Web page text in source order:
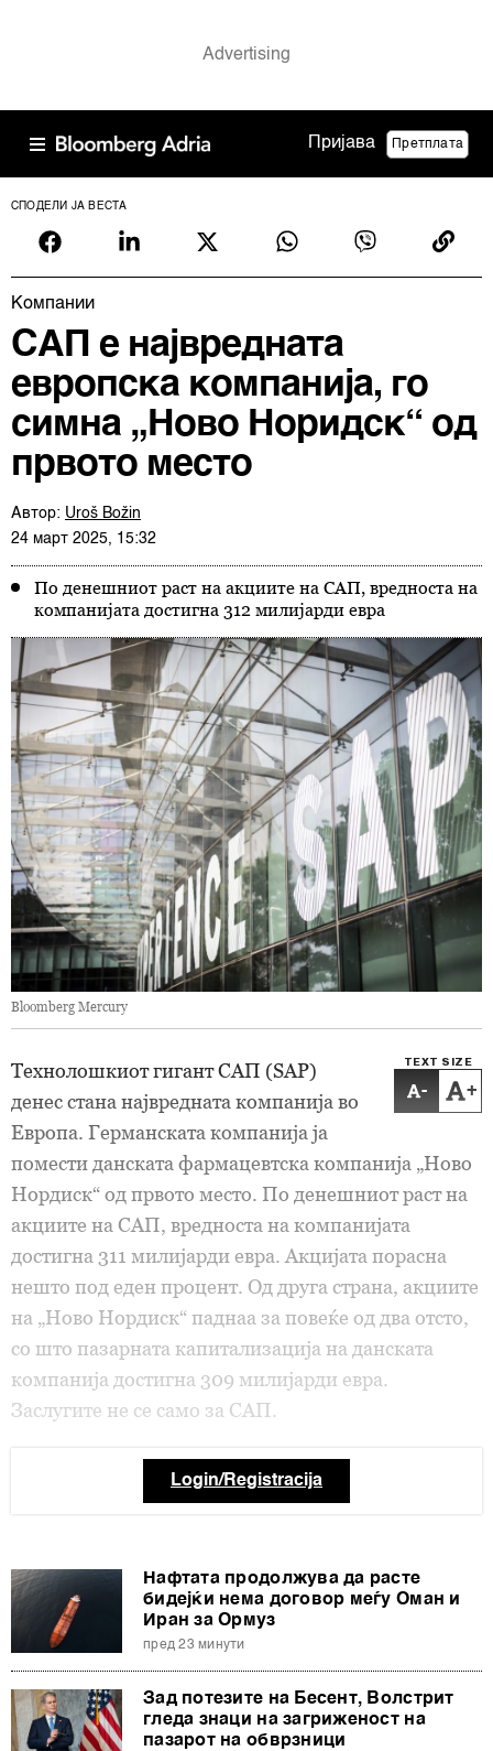
Пријава Претплата
СПОДЕЛИ ЈА ВЕСТА
Компании
САП е највредната
европска компанија, го
симна „Ново Норидск“ од
првото место
Автор: Uroš Božin
24 март 2025, 15:32
По денешниот раст на акциите на САП, вредноста на
компанијата достигна 312 милијарди евра
Bloomberg Mercury
TEXT SIZE
- +
Технолошкиот гигант САП (SAP)
денес стана највредната компанија во
Европа. Германската компанија ја
помести данската фармацевтска компанија „Ново
Нордиск“ од првото место. По денешниот раст на
акциите на САП, вредноста на компанијата
достигна 311 милијарди евра. Акцијата порасна
нешто под еден процент. Од друга страна, акциите
на „Ново Нордиск“ паднаа за повеќе од два отсто,
со што пазарната капитализација на данската
компанија достигна 309 милијарди евра.
Заслугите не се само за САП.
Login/Registracija
Нафтата продолжува да расте
бидејќи нема договор меѓу Оман и
Иран за Ормуз
пред 23 минути
Зад потезите на Бесент, Волстрит
гледа знаци на загриженост на
пазарот на обврзници